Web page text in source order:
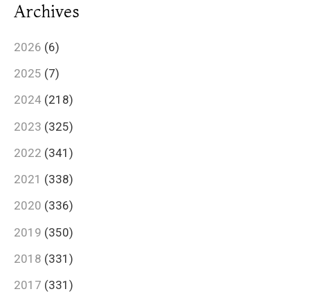
Archives
2026 (6)
2025 (7)
2024 (218)
2023 (325)
2022 (341)
2021 (338)
2020 (336)
2019 (350)
2018 (331)
2017 (331)